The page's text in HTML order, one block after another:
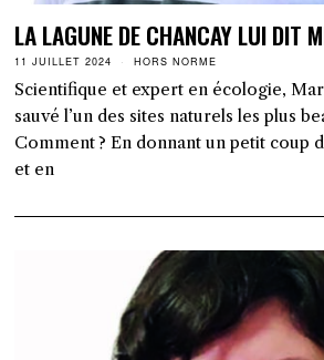
LA LAGUNE DE CHANCAY LUI DIT
11 JUILLET 2024 HORS NORME
Scientifique et expert en écologie,
sauvé l’un des sites naturels les plus
Comment ? En donnant un petit coup
et en